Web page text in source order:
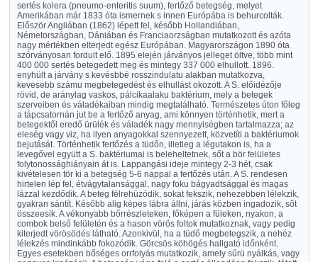
sertés kolera (pneumo-enteritis suum), fertőző betegség, melyet
Amerikában már 1833 óta ismernek s innen Európába is behurcolták.
Először Angliában (1862) lépett fel, később Hollandiában,
Németországban, Dániában és Franciaorzságban mutatkozott és azóta
nagy mértékben elterjedt egész Európában. Magyarországon 1890 óta
szórványosan fordult elő. 1895 elején járványos jelleget öltve, több mint
400 000 sertés betegedett meg és mintegy 337 000 elhullott. 1896.
enyhült a járvány s kevésbbé rosszindulatu alakban mutatkozva,
kevesebb számu megbetegedést és elhullást okozott. A S. előidézője
rövid, de aránylag vaskos, pálcikaalaku baktérium, mely a betegek
szerveiben és váladékaiban mindig megtalálható. Természetes úton főleg
a tápcsatornán jut be a fertőző anyag, ami könnyen történhetik, mert a
betegektől eredő ürülék és váladék nagy mennyiségben tartalmazza; az
eleség vagy viz, ha ilyen anyagokkal szennyezett, közvetíti a baktériumok
bejutását. Történhetik fertőzés a tüdőn, illetleg a légutakon is, ha a
levegővel együtt a S. baktériumai is beleheltetnek, sőt a bör felületes
folytonossághiányain át is. Lappangási ideje mintegy 2-3 hét, csak
kivételesen tör ki a betegség 5-6 nappal a fertőzés után. A S. rendesen
hirtelen lép fel, étvágytalansággal, nagy foku bágyadtsággal és magas
lázzal kezdődik. A beteg félrehúzódik, sokat fekszik, nehezebben lélekzik,
gyakran sántít. Később alig képes lábra állni, járás közben ingadozik, sőt
összeesik. A vékonyabb bőrrészleteken, főképen a füleken, nyakon, a
combok belső felületén és a hason vörös foltok mutatkoznak, vagy pedig
kiterjedt vörösödés látható. Azonkivül, ha a tüdő megbetegszik, a nehéz
lélekzés mindinkább fokozódik. Görcsös köhögés hallgató időnként.
Egyes esetekben bőséges orrfolyás mutatkozik, amely sűrü nyálkás, vagy